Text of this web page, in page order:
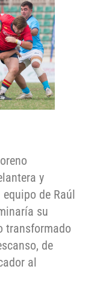
y
de Raúl
su
transformado
de
al